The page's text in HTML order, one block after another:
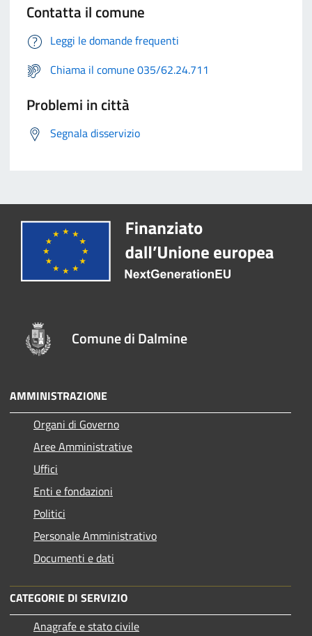
Contatta il comune
Leggi le domande frequenti
Chiama il comune 035/62.24.711
Problemi in città
Segnala disservizio
Comune di Dalmine
AMMINISTRAZIONE
Organi di Governo
Aree Amministrative
Uffici
Enti e fondazioni
Politici
Personale Amministrativo
Documenti e dati
CATEGORIE DI SERVIZIO
Anagrafe e stato civile